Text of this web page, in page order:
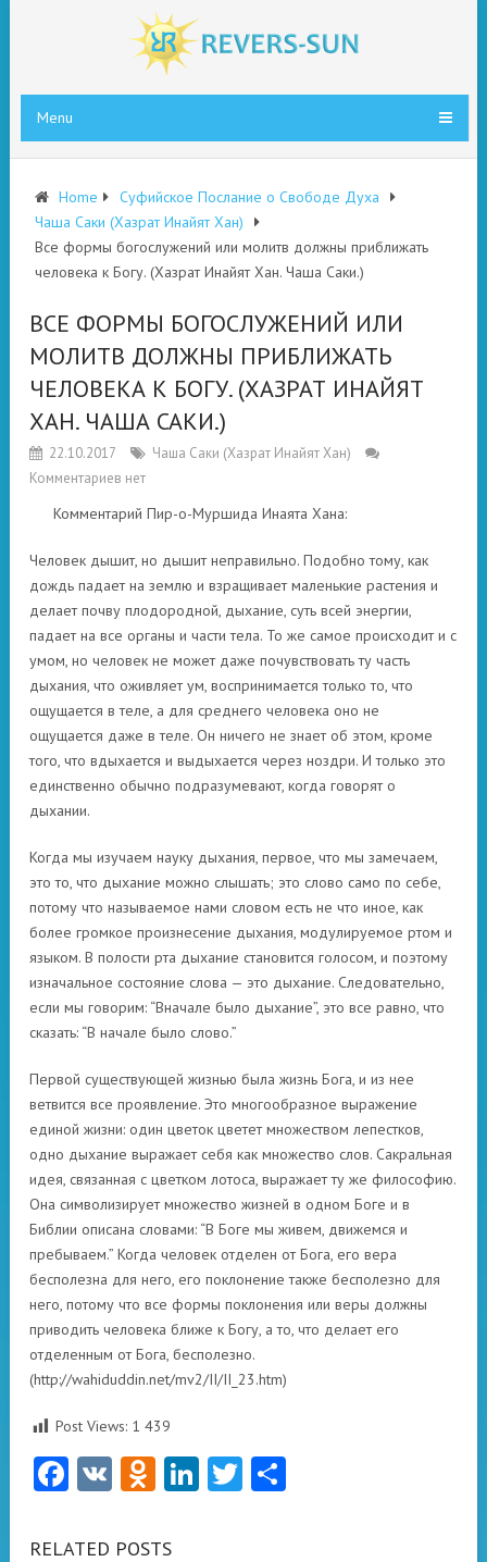
Menu
Home
Суфийское Послание о Свободе Духа
Чаша Саки (Хазрат Инайят Хан)
Все формы богослужений или молитв должны приближать
человека к Богу. (Хазрат Инайят Хан. Чаша Саки.)
ВСЕ ФОРМЫ БОГОСЛУЖЕНИЙ ИЛИ
МОЛИТВ ДОЛЖНЫ ПРИБЛИЖАТЬ
ЧЕЛОВЕКА К БОГУ. (ХАЗРАТ ИНАЙЯТ
ХАН. ЧАША САКИ.)
22.10.2017
Чаша Саки (Хазрат Инайят Хан)
Комментариев нет
Комментарий Пир-о-Муршида Инаята Хана:
Человек дышит, но дышит неправильно. Подобно тому, как
дождь падает на землю и взращивает маленькие растения и
делает почву плодородной, дыхание, суть всей энергии,
падает на все органы и части тела. То же самое происходит и с
умом, но человек не может даже почувствовать ту часть
дыхания, что оживляет ум, воспринимается только то, что
ощущается в теле, а для среднего человека оно не
ощущается даже в теле. Он ничего не знает об этом, кроме
того, что вдыхается и выдыхается через ноздри. И только это
единственно обычно подразумевают, когда говорят о
дыхании.
Когда мы изучаем науку дыхания, первое, что мы замечаем,
это то, что дыхание можно слышать; это слово само по себе,
потому что называемое нами словом есть не что иное, как
более громкое произнесение дыхания, модулируемое ртом и
языком. В полости рта дыхание становится голосом, и поэтому
изначальное состояние слова — это дыхание. Следовательно,
если мы говорим: “Вначале было дыхание”, это все равно, что
сказать: “В начале было слово.”
Первой существующей жизнью была жизнь Бога, и из нее
ветвится все проявление. Это многообразное выражение
единой жизни: один цветок цветет множеством лепестков,
одно дыхание выражает себя как множество слов. Сакральная
идея, связанная с цветком лотоса, выражает ту же философию.
Она символизирует множество жизней в одном Боге и в
Библии описана словами: “В Боге мы живем, движемся и
пребываем.” Когда человек отделен от Бога, его вера
бесполезна для него, его поклонение также бесполезно для
него, потому что все формы поклонения или веры должны
приводить человека ближе к Богу, а то, что делает его
отделенным от Бога, бесполезно.
(http://wahiduddin.net/mv2/II/II_23.htm)
Post Views: 1 439
Facebook
VK Odnoklassniki
LinkedIn
Twitter
RELATED POSTS